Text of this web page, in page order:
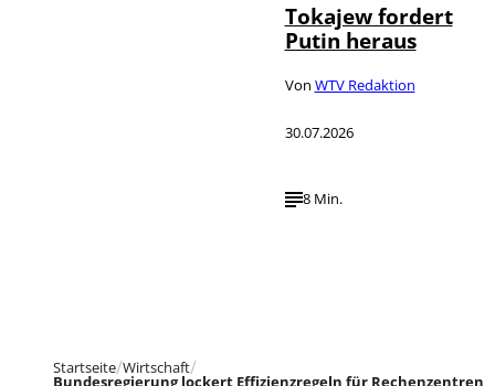
Tokajew fordert
Putin heraus
Von WTV Redaktion
30.07.2026
8 Min.
Startseite Wirtschaft
Bundesregierung lockert Effizienzregeln für Rechenzentren